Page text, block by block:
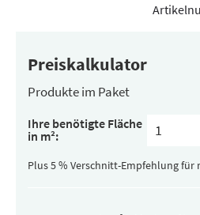
Preiskalkulator
Produkte im Paket
Inhalt
pro
Paket
Ihre benötigte Fläche
in m²:
Plus 5 % Verschnitt-Empfehlung für